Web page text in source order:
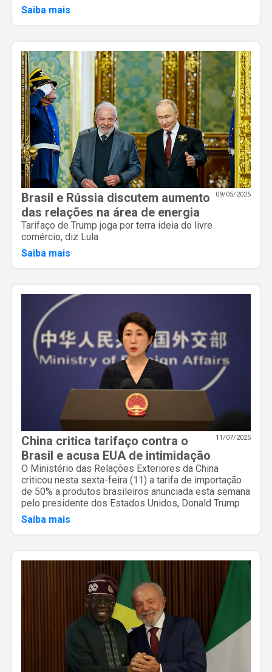
Saiba mais
09/05/2025
Brasil e Rússia discutem aumento
das relações na área de energia
Tarifaço de Trump joga por terra ideia do livre
comércio, diz Lula
Saiba mais
11/07/2025
China critica tarifaço contra o
Brasil e acusa EUA de intimidação
O Ministério das Relações Exteriores da China
criticou nesta sexta-feira (11) a tarifa de importação
de 50% a produtos brasileiros anunciada esta semana
pelo presidente dos Estados Unidos, Donald Trump
Saiba mais